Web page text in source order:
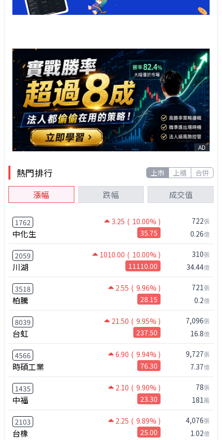
AD
熱門排行 上市 上櫃 合併
漲幅 跌幅 成交值
1762 3.25 ( 10.00% )
中化生 35.75
722張
0.26億
2059 1010.00 ( 10.00% )
川湖 11110.00
310張
34.44億
3518 2.55 ( 9.96% )
柏騰 28.15
721張
0.2億
8039 21.50 ( 9.95% )
台虹 237.50
7,096張
16.8億
4566 6.90 ( 9.94% )
時碩工業 76.30
9,727張
7.37億
1435 2.10 ( 9.90% )
中福 23.30
78張
181萬
2103 2.25 ( 9.89% )
台橡 25.00
4,076張
1.02億